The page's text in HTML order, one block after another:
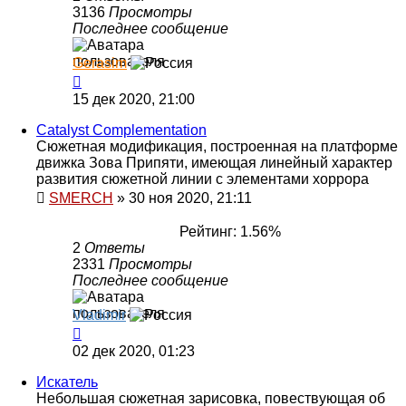
3136 Просмотры
Последнее сообщение
Gerasim
15 дек 2020, 21:00
Catalyst Complementation
Сюжетная модификация, построенная на платформе
движка Зова Припяти, имеющая линейный характер
развития сюжетной линии с элементами хоррора
SMERCH » 30 ноя 2020, 21:11
Рейтинг: 1.56%
2 Ответы
2331 Просмотры
Последнее сообщение
Vladimir
02 дек 2020, 01:23
Искатель
Небольшая сюжетная зарисовка, повествующая об